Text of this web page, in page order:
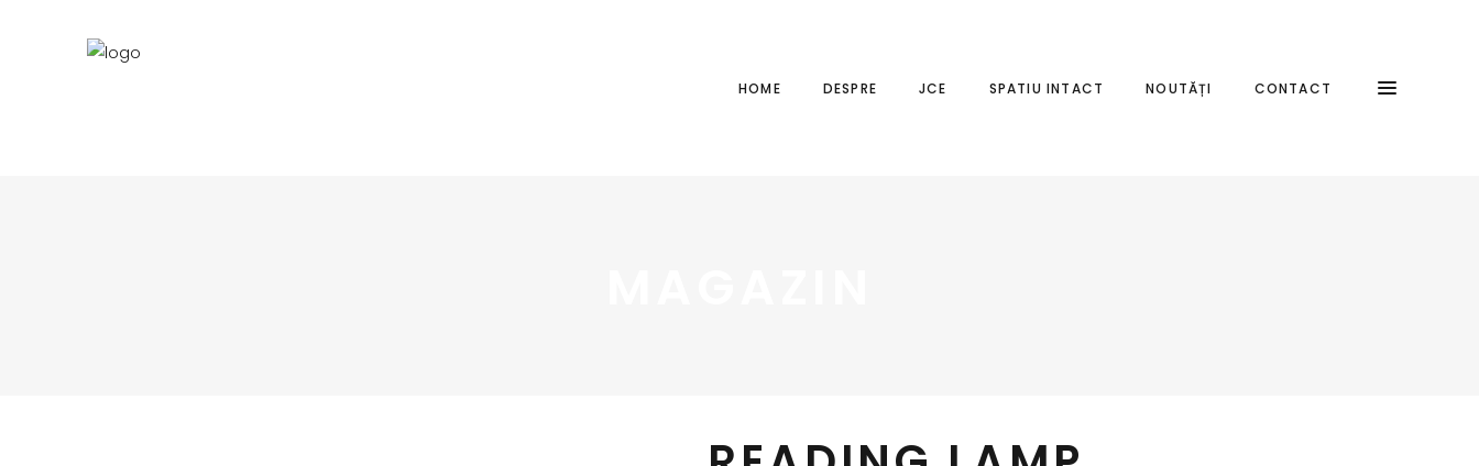
HOME DESPRE JCE SPATIU INTACT NOUTĂȚI CONTACT